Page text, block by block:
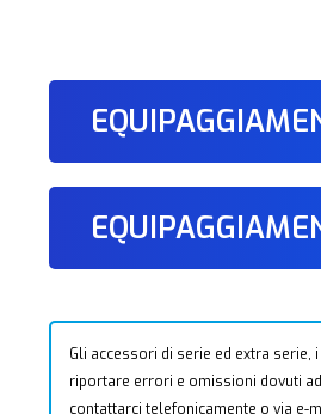
Gli accessori di serie ed extra
riportare errori e omissioni dovuti
contattarci telefonicamente o via e-